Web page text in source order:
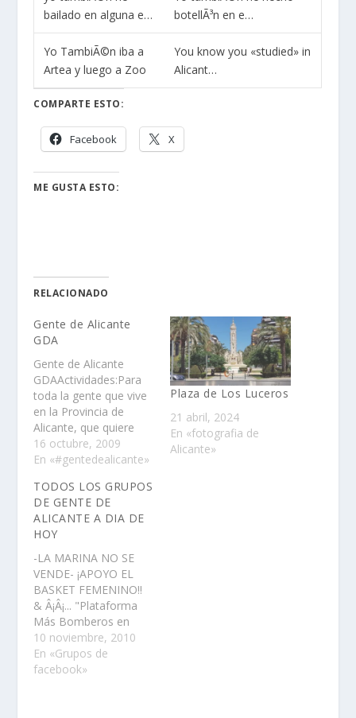
bailado en alguna e…
botellÃ³n en e…
Yo TambiÃ©n iba a
Artea y luego a Zoo
You know you «studied» in
Alicant…
COMPARTE ESTO:
Facebook X
ME GUSTA ESTO:
RELACIONADO
Gente de Alicante
GDA
Gente de Alicante
GDAActividades:Para
toda la gente que vive
en la Provincia de
Alicante, que quiere
conocer a otra gente
para pasar buenos
GRATIS!!!Acerca de
mÃ­:InformaciÃ³n
bÃ¡sicaTipo: PAGINA
PERFIL Y
GRUPOInterÃ©s
general - Creencias y
causasDescripciÃ³n:Par
a toda la gente que
vive en la Provincia de
Alicante, que…
16 octubre, 2009
En «#gentedealicante»
Plaza de Los Luceros
21 abril, 2024
En «fotografia de
Alicante»
TODOS LOS GRUPOS
DE GENTE DE
ALICANTE A DIA DE
HOY
-LA MARINA NO SE
VENDE- ¡APOYO EL
BASKET FEMENINO!!
& Â¡Â¡... "Plataforma
Más Bomberos en
Elche" â™¥ Cafe de la
Sal â™¥ â–‘â–‘â–’â–“â–ˆ
Foros Gente de
10 noviembre, 2010
En «Grupos de
facebook»